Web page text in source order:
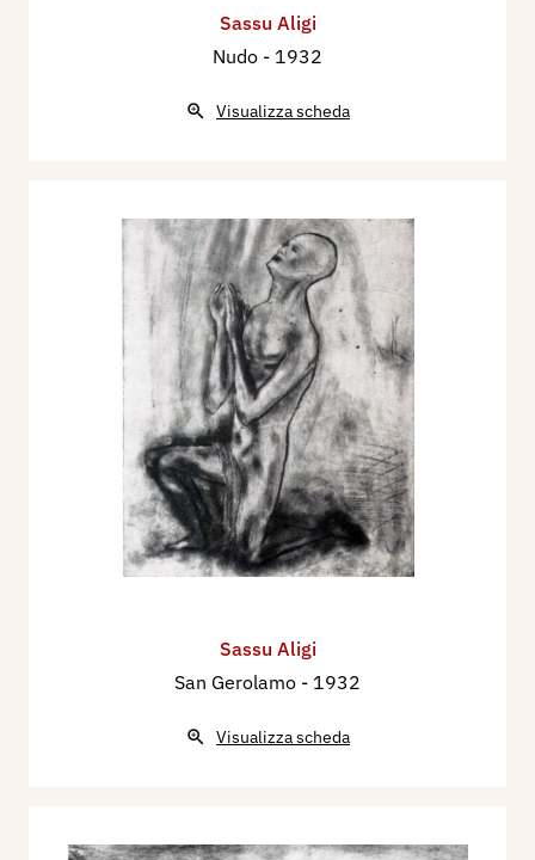
Sassu Aligi
Nudo - 1932
Visualizza scheda
Sassu Aligi
San Gerolamo - 1932
Visualizza scheda